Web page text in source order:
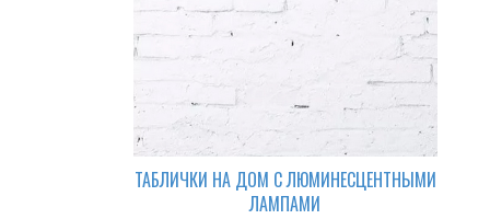
ТАБЛИЧКИ НА ДОМ С ЛЮМИНЕСЦЕНТНЫМИ
ЛАМПАМИ